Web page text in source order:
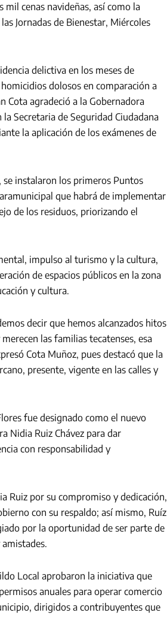
cenas navideñas, así como la
Jornadas de Bienestar, Miércoles
delictiva en los meses de
dolosos en comparación a
Cota agradeció a la Gobernadora
Secretaria de Seguridad Ciudadana
la aplicación de los exámenes de
instalaron los primeros Puntos
que habrá de implementar
de los residuos, priorizando el
impulso al turismo y la cultura,
de espacios públicos en la zona
y cultura.
decir que hemos alcanzados hitos
las familias tecatenses, esa
Cota Muñoz, pues destacó que la
presente, vigente en las calles y
fue designado como el nuevo
Nidia Ruiz Chávez para dar
con responsabilidad y
Ruiz por su compromiso y dedicación,
con su respaldo; así mismo, Ruíz
por la oportunidad de ser parte de
Local aprobaron la iniciativa que
anuales para operar comercio
dirigidos a contribuyentes que